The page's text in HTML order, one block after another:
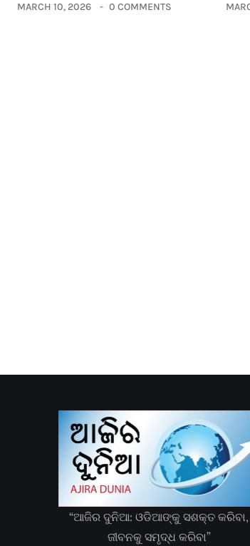
MARCH 10, 2026 0 COMMENTS
“ଆଜିର ଦୁନିଆ: ଓଡିଆଙ୍କୁ ସଶକ୍ତ କରିବା,
ଜୀବନକୁ ସମୃଦ୍ଧ କରିବା”